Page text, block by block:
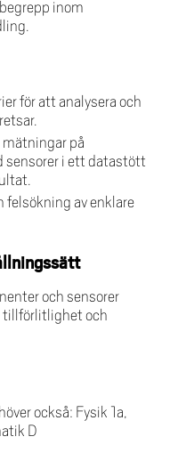
inom
för att analysera och
på
sensorer i ett datastött
av enklare
och sensorer
tillförlitlighet och
också: Fysik 1a,
D